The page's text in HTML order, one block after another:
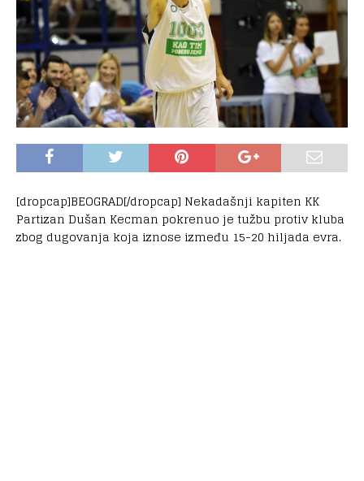
[dropcap]BEOGRAD[/dropcap] Nekadašnji kapiten KK
Partizan Dušan Kecman pokrenuo je tužbu protiv kluba
zbog dugovanja koja iznose između 15-20 hiljada evra.